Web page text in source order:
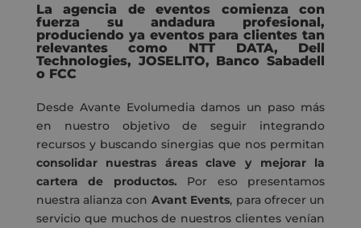
La agencia de eventos comienza con
fuerza su andadura profesional,
produciendo ya eventos para clientes tan
relevantes como NTT DATA, Dell
Technologies, JOSELITO, Banco Sabadell
o FCC
Desde Avante Evolumedia damos un paso más
en nuestro objetivo de seguir integrando
recursos y buscando sinergias que nos permitan
consolidar nuestras áreas clave y mejorar la
cartera de productos. Por eso presentamos
nuestra alianza con Avant Events, para ofrecer un
servicio que muchos de nuestros clientes venían